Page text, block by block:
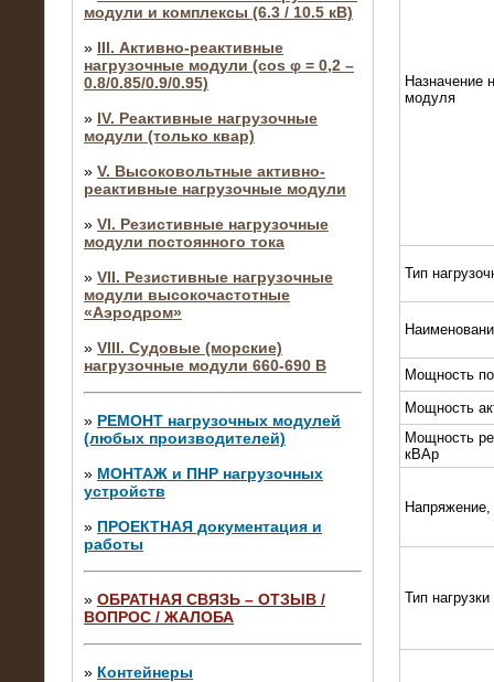
модули и комплексы (6.3 / 10.5 кВ)
» III. Активно-реактивные
нагрузочные модули (cos φ = 0,2 –
0.8/0.85/0.9/0.95)
» IV. Реактивные нагрузочные
модули (только квар)
» V. Высоковольтные активно-
реактивные нагрузочные модули
» VI. Резистивные нагрузочные
модули постоянного тока
» VII. Резистивные нагрузочные
модули высокочастотные
«Аэродром»
» VIII. Судовые (морские)
нагрузочные модули 660-690 В
» РЕМОНТ нагрузочных модулей
(любых производителей)
» МОНТАЖ и ПНР нагрузочных
устройств
» ПРОЕКТНАЯ документация и
работы
» ОБРАТНАЯ СВЯЗЬ – ОТЗЫВ /
ВОПРОС / ЖАЛОБА
» Контейнеры
10.04.2015
Аренда нагрузочного модуля 4 МВт,
10 кВ
Назначение
модуля
Тип
Мощность
Мощность
Мощность
кВАр
Тип нагрузки